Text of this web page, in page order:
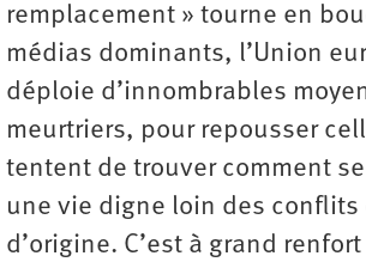
remplacement » tourne en
médias dominants, l’Union
déploie d’innombrables
meurtriers, pour repousser
tentent de trouver comment
une vie digne loin des conflits
d’origine. C’est à grand